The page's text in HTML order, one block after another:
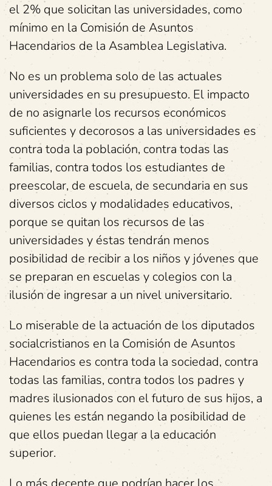
el 2% que solicitan las universidades, como
mínimo en la Comisión de Asuntos
Hacendarios de la Asamblea Legislativa.
No es un problema solo de las actuales
universidades en su presupuesto. El impacto
de no asignarle los recursos económicos
suficientes y decorosos a las universidades es
contra toda la población, contra todas las
familias, contra todos los estudiantes de
preescolar, de escuela, de secundaria en sus
diversos ciclos y modalidades educativos,
porque se quitan los recursos de las
universidades y éstas tendrán menos
posibilidad de recibir a los niños y jóvenes que
se preparan en escuelas y colegios con la
ilusión de ingresar a un nivel universitario.
Lo miserable de la actuación de los diputados
socialcristianos en la Comisión de Asuntos
Hacendarios es contra toda la sociedad, contra
todas las familias, contra todos los padres y
madres ilusionados con el futuro de sus hijos, a
quienes les están negando la posibilidad de
que ellos puedan llegar a la educación
superior.